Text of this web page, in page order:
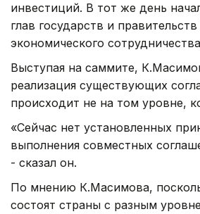
инвестиций. В тот же день
глав государств и
экономического
Выступая на саммите,
реализация существующих
происходит не на том уровне,
«Сейчас нет установленных
выполнения совместных
- сказал он.
По мнению К.Масимова,
состоят страны с разным